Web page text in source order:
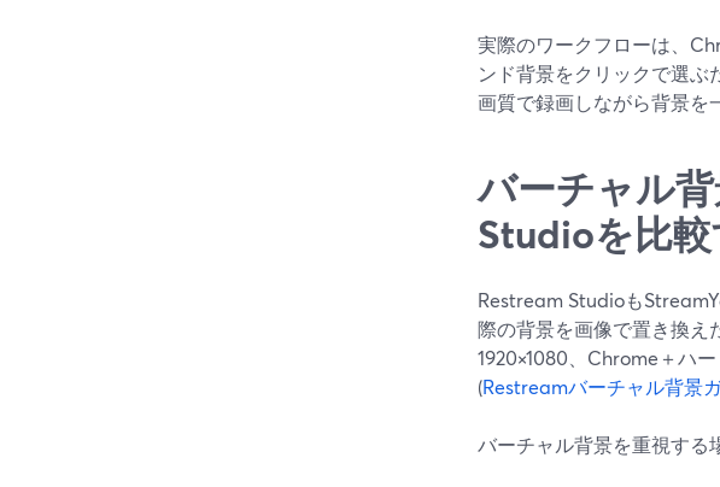
実際のワークフローは、
ンド背景をクリックで選ぶ
画質で録画しながら背景を
バーチャル
Studioを比較
Restream Studioも
際の背景を画像で置き換え
1920×1080、Chrome＋ハ
(Restreamバーチャル背景
バーチャル背景を重視する